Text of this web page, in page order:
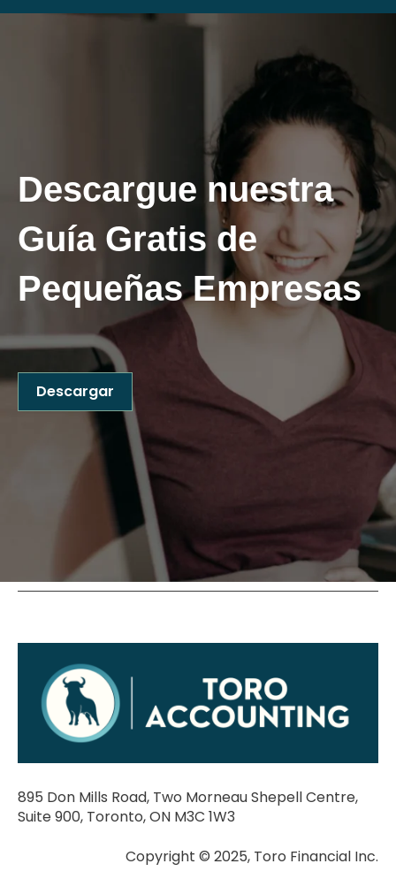
Descargue nuestra
Guía Gratis de
Pequeñas Empresas
Descargar
895 Don Mills Road, Two Morneau Shepell Centre,
Suite 900, Toronto, ON M3C 1W3
Copyright © 2025, Toro Financial Inc.